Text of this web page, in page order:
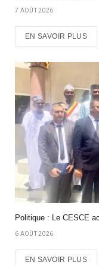
7 AOÛT 2026
EN SAVOIR PLUS
Politique : Le CESCE
6 AOÛT 2026
EN SAVOIR PLUS